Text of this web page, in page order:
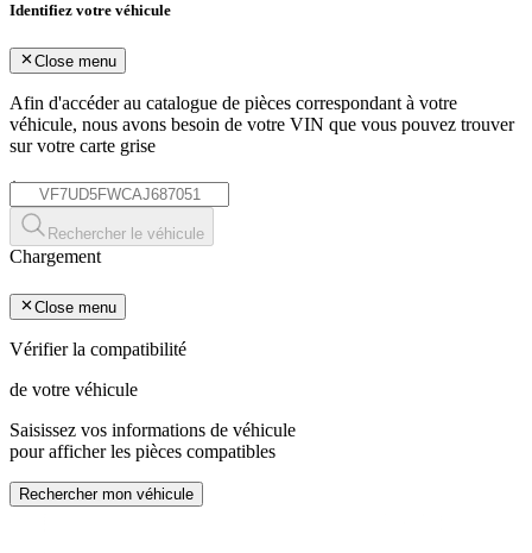
Identifiez votre véhicule
Close menu
Afin d'accéder au catalogue de pièces correspondant à votre
véhicule, nous avons besoin de votre VIN que vous pouvez trouver
sur votre carte grise
*
Rechercher le véhicule
Chargement
Close menu
Vérifier la compatibilité
de votre véhicule
Saisissez vos informations de véhicule
pour afficher les pièces compatibles
Rechercher mon véhicule